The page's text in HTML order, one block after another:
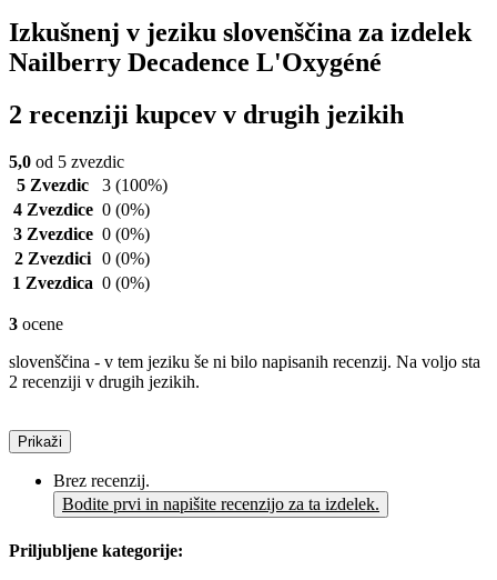
Izkušnenj v jeziku slovenščina za izdelek
Nailberry Decadence L'Oxygéné
2 recenziji kupcev v drugih jezikih
5,0 od 5 zvezdic
5 Zvezdic
3 (100%)
4 Zvezdice 0 (0%)
3 Zvezdice 0 (0%)
2 Zvezdici 0 (0%)
1 Zvezdica 0 (0%)
3 ocene
slovenščina - v tem jeziku še ni bilo napisanih recenzij. Na voljo sta
2 recenziji v drugih jezikih.
Prikaži
Brez recenzij.
Bodite prvi in napišite recenzijo za ta izdelek.
Priljubljene kategorije: